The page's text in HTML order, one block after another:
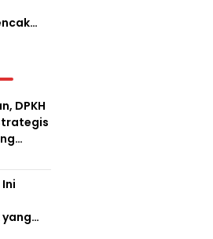
DPKH